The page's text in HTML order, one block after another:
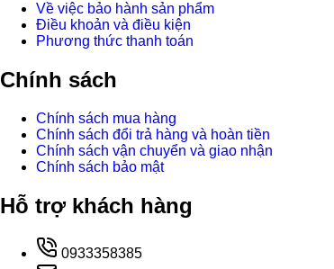
Về việc bảo hành sản phẩm
Điều khoản và điều kiện
Phương thức thanh toán
Chính sách
Chính sách mua hàng
Chính sách đổi trả hàng và hoàn tiền
Chính sách vận chuyển và giao nhận
Chính sách bảo mật
Hỗ trợ khách hàng
0933358385